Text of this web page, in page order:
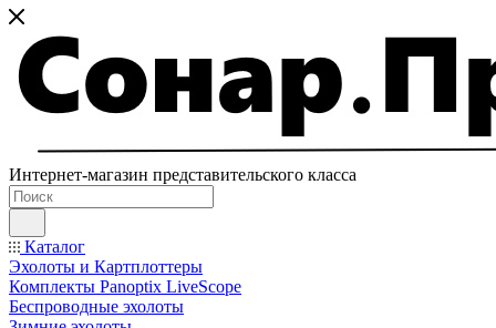
Интернет-магазин представительского класса
Каталог
Эхолоты и Картплоттеры
Комплекты Panoptix LiveScope
Беспроводные эхолоты